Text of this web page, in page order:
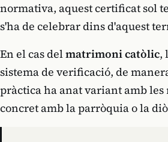
normativa, aquest certificat sol
s'ha de celebrar dins d'aquest
En el cas delmatrimoni catòlic,
sistema de verificació, de
pràctica ha anat variant amb
concret amb la parròquia o la